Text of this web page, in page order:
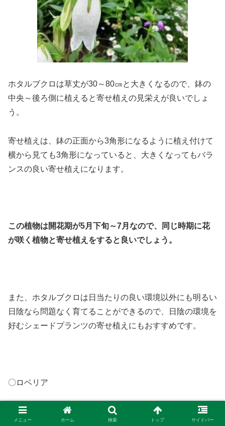
ホタルブクロは草丈が30～80㎝と大きくなるので、鉢の
中央～後ろ側に植えると寄せ植えの見栄えが良いでしょ
う。
寄せ植えは、鉢の正面から3角形になるように植え付けて
横から見ても3角形になっていると、大きくなってもバラ
ンスの良い寄せ植えになります。
この植物は開花期が5月下旬～7月なので、同じ時期に花
が咲く植物と寄せ植えをすると良いでしょう。
また、ホタルブクロは日当たりの良い環境以外にも明るい
日陰なら問題なく育てることができるので、日陰の環境を
好むシェードプランツの寄せ植えにもおすすめです。
〇ロベリア
〇イソトマ
メニュー ホーム 検索 トップ サイドバー